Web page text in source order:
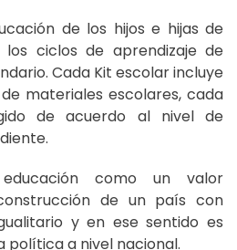
de los hijos e hijas de
los ciclos de aprendizaje de
Cada Kit escolar incluye
materiales escolares, cada
de acuerdo al nivel de
como un valor
de un país con
y en ese sentido es
política a nivel nacional.